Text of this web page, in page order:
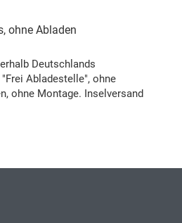
ohne Abladen
Deutschlands
Abladestelle", ohne
ohne Montage. Inselversand